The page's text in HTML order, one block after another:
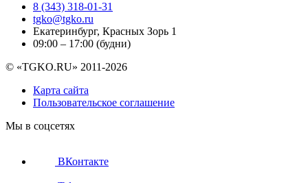
8 (343) 318-01-31
tgko@tgko.ru
Екатеринбург, Красных Зорь 1
09:00 – 17:00 (будни)
© «TGKO.RU» 2011-2026
Карта сайта
Пользовательское соглашение
Мы в соцсетях
ВКонтакте